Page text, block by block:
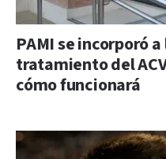
PAMI se incorporó
tratamiento del
cómo funcionará